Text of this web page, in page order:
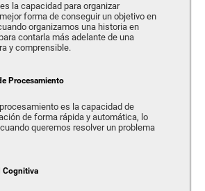
la capacidad para organizar
forma de conseguir un objetivo en
organizamos una historia en
contarla más adelante de una
y comprensible.
Procesamiento
es la capacidad de
de forma rápida y automática, lo
queremos resolver un problema
Cognitiva